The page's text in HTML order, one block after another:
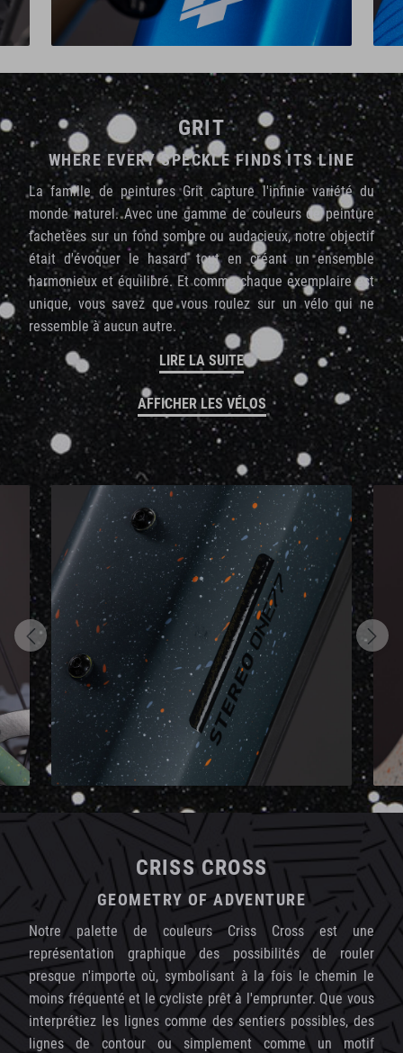
GRIT
WHERE EVERY SPECKLE FINDS ITS LINE
La famille de peintures Grit capture l'infinie variété du
monde naturel. Avec une gamme de couleurs de peinture
tachetées sur un fond sombre ou audacieux, notre objectif
était d'évoquer le hasard tout en créant un ensemble
harmonieux et équilibré. Et comme chaque exemplaire est
unique, vous savez que vous roulez sur un vélo qui ne
ressemble à aucun autre.
LIRE LA SUITE
AFFICHER LES VÉLOS
CRISS CROSS
GEOMETRY OF ADVENTURE
Notre palette de couleurs Criss Cross est une
représentation graphique des possibilités de rouler
presque n'importe où, symbolisant à la fois le chemin le
moins fréquenté et le cycliste prêt à l'emprunter. Que vous
interprétiez les lignes comme des sentiers possibles, des
lignes de contour ou simplement comme un motif